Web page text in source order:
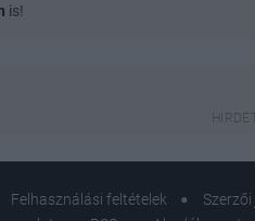
is!
Felhasználási feltételek